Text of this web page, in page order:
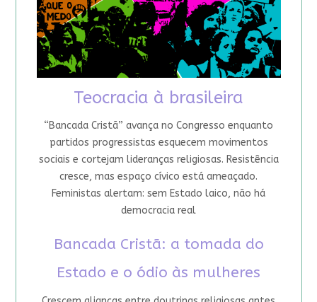
Teocracia à brasileira
“Bancada Cristã” avança no Congresso enquanto
partidos progressistas esquecem movimentos
sociais e cortejam lideranças religiosas. Resistência
cresce, mas espaço cívico está ameaçado.
Feministas alertam: sem Estado laico, não há
democracia real
Bancada Cristã: a tomada do
Estado e o ódio às mulheres